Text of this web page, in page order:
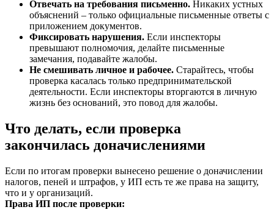
Отвечать на требования письменно. Никаких устных
объяснений – только официальные письменные ответы с
приложением документов.
Фиксировать нарушения. Если инспекторы
превышают полномочия, делайте письменные
замечания, подавайте жалобы.
Не смешивать личное и рабочее. Старайтесь, чтобы
проверка касалась только предпринимательской
деятельности. Если инспекторы вторгаются в личную
жизнь без оснований, это повод для жалобы.
Что делать, если проверка
закончилась доначислениями
Если по итогам проверки вынесено решение о доначислении
налогов, пеней и штрафов, у ИП есть те же права на защиту,
что и у организаций.
Права ИП после проверки: